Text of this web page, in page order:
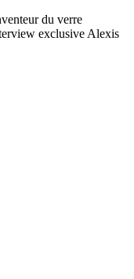
du verre
exclusive Alexis